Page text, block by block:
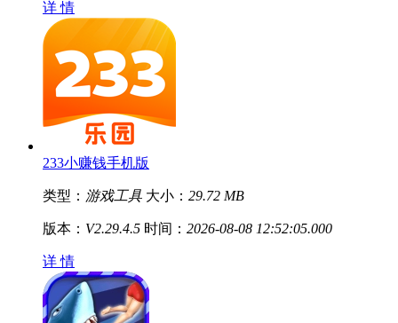
详 情
233小赚钱手机版
类型： 游戏工具 大小： 29.72 MB
版本： V2.29.4.5 时间： 2026-08-08 12:52:05.000
详 情